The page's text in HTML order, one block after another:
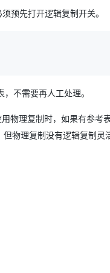
预先打开逻辑复制开关。
不需要再人工处理。
物理复制时，如果有参考
物理复制没有逻辑复制